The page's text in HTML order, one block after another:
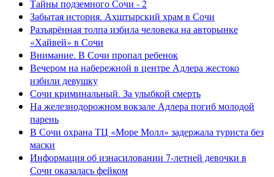
Тайны подземного Сочи - 2
Забытая история. Ахштырский храм в Сочи
Разъярённая толпа избила человека на авторынке
«Хайвей» в Сочи
Внимание. В Сочи пропал ребенок
Вечером на набережной в центре Адлера жестоко
избили девушку
Сочи криминальный. За улыбкой смерть
На железнодорожном вокзале Адлера погиб молодой
парень
В Сочи охрана ТЦ «Море Молл» задержала туриста без
маски
Информация об изнасиловании 7-летней девочки в
Сочи оказалась фейком